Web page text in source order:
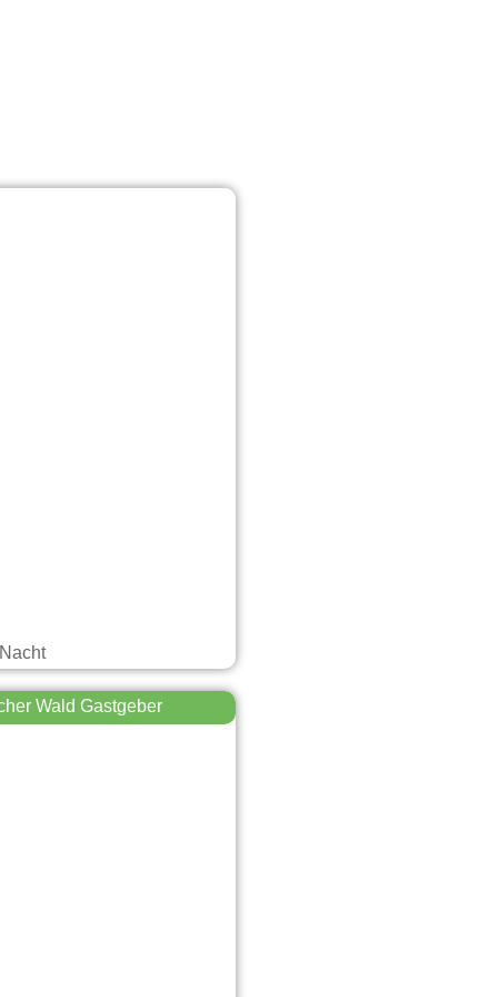
Wald Gastgeber